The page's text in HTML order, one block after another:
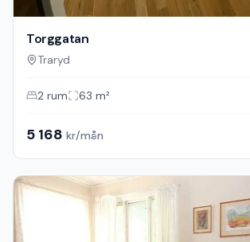
Torggatan
Traryd
2 rum 63 m²
5 168 kr/mån